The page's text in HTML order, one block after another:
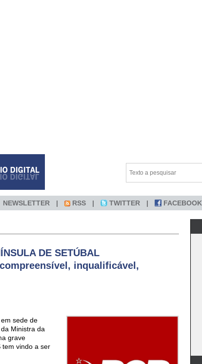
NEWSLETTER RSS TWITTER FACEBOOK
DE SETÚBAL
inqualificável,
sede de
Ministra da
grave
tem vindo a ser